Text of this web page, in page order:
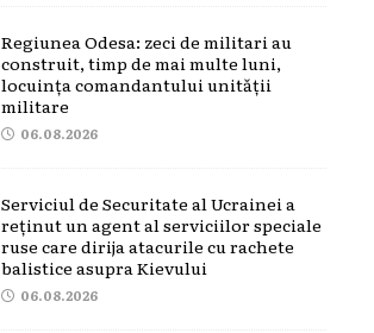
Regiunea Odesa: zeci de militari au
construit, timp de mai multe luni,
locuința comandantului unității
militare
06.08.2026
Serviciul de Securitate al Ucrainei a
reținut un agent al serviciilor speciale
ruse care dirija atacurile cu rachete
balistice asupra Kievului
06.08.2026